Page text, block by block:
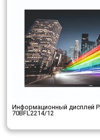
Информационный дисплей
70BFL2214/12